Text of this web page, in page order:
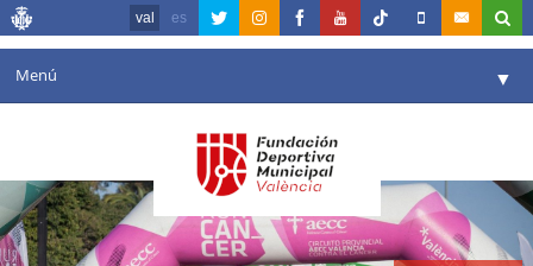
val es
Menú ▼
Agenda
Instal·lacions ▼